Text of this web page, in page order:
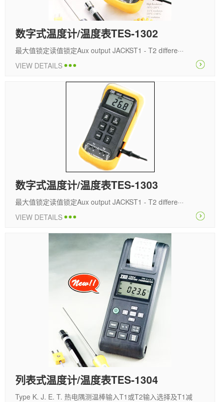
数字式温度计/温度表TES-1302
最大值锁定读值锁定Aux output JACKST1 - T2 differe···
VIEW DETAILS
数字式温度计/温度表TES-1303
最大值锁定读值锁定Aux output JACKST1 - T2 differe···
VIEW DETAILS
列表式温度计/温度表TES-1304
Type K. J. E. T. 热电隅测温棒输入T1或T2输入选择及T1减